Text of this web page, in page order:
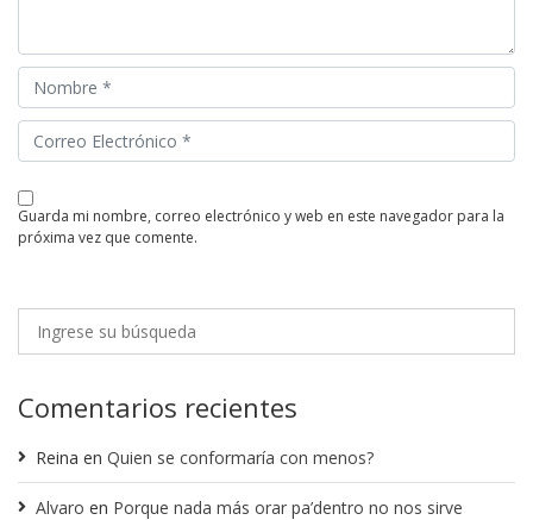
guarda mi nombre, correo electrónico y web en este navegador para la
próxima vez que comente.
Comentarios recientes
Reina en Quien se conformaría con menos?
Alvaro en Porque nada más orar pa’dentro no nos sirve